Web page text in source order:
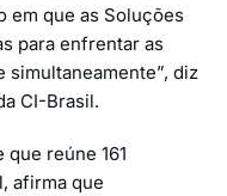
em que as Soluções
para enfrentar as
diz
CI-Brasil.
que reúne 161
afirma que